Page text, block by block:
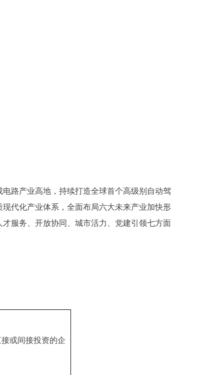
路产业高地，持续打造全球首个高级别自动驾
代化产业体系，全面布局六大未来产业加快形
服务、开放协同、城市活力、党建引领七方面
或间接投资的企